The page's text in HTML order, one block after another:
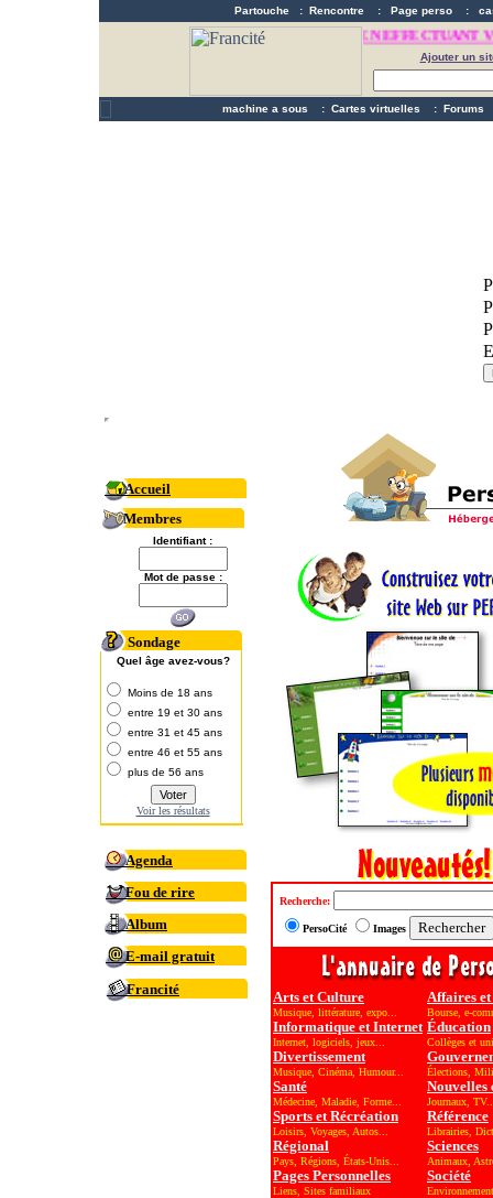
Partouche : Rencontre : Page perso :
FAITES DE L'ARGENT EN EFFECTUANT
Ajouter un
machine a sous : Cartes virtuelles : Forums
Accueil
Membres
Identifiant :
Mot de passe :
Sondage
Quel âge avez-vous?
Moins de 18 ans
entre 19 et 30 ans
entre 31 et 45 ans
entre 46 et 55 ans
plus de 56 ans
Voir les résultats
Agenda
Fou de rire
Album
E-mail gratuit
Francité
Recherche:
PersoCité Images
Arts et Culture
Musique, littérature, expo...
Informatique et Internet
Internet, logiciels, jeux...
Divertissement
Musique, Cinéma, Humour...
Santé
Médecine, Maladie, Forme...
Sports et Récréation
Loisirs, Voyages, Autos...
Régional
Pays, Régions, États-Unis...
Pages Personnelles
Liens, Sites familiaux
Affaires et
Bourse, e-
Éducation
Collèges et
Élections,
Nouvelles
Journaux,
Référence
Librairies,
Sciences
Animaux,
Société